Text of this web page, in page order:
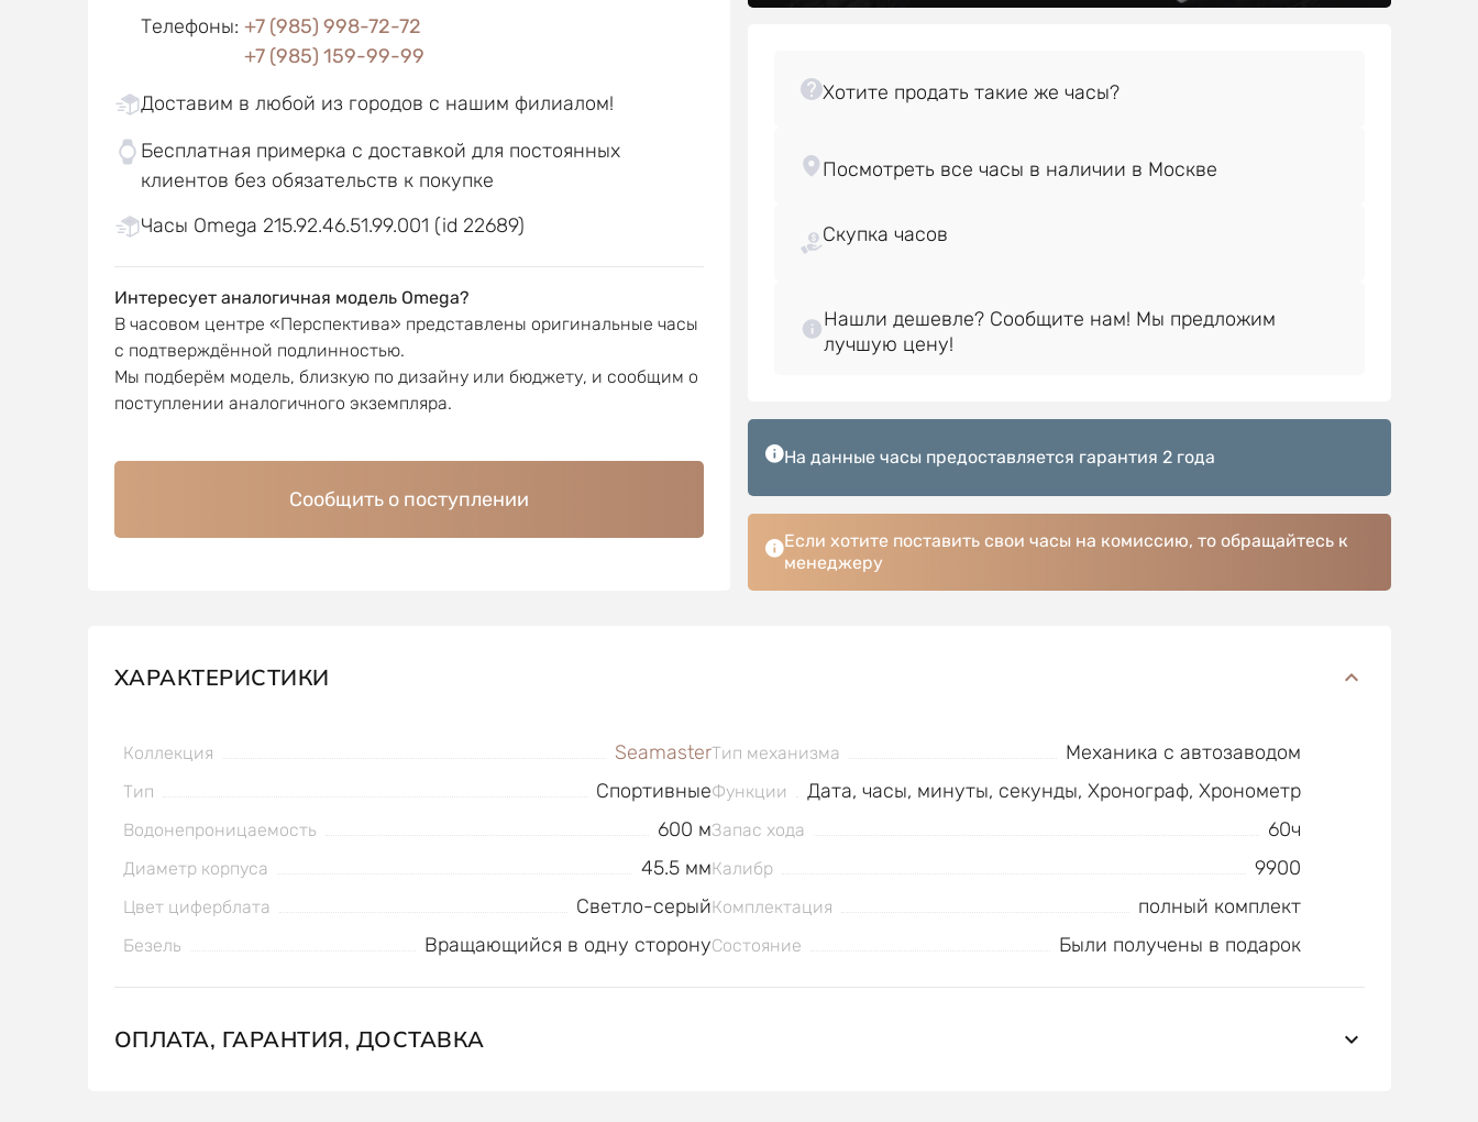
Телефоны: +7 (985) 998-72-72
+7 (985) 159-99-99
Доставим в любой из городов с нашим филиалом!
Бесплатная примерка с доставкой для постоянных
клиентов без обязательств к покупке
Часы Omega 215.92.46.51.99.001 (id 22689)
Интересует аналогичная модель Omega?
В часовом центре «Перспектива» представлены оригинальные часы
с подтверждённой подлинностью.
Мы подберём модель, близкую по дизайну или бюджету, и сообщим о
поступлении аналогичного экземпляра.
Сообщить о поступлении
Скупка часов
Нашли дешевле? Сообщите нам! Мы предложим
На данные часы предоставляется гарантия 2 года
Если хотите поставить свои часы на комиссию, то обращайтесь к
менеджеру
ХАРАКТЕРИСТИКИ
Коллекция Seamaster
Тип Спортивные
Водонепроницаемость 600 м
Диаметр корпуса 45.5 мм
Цвет циферблата Светло-серый
Безель Вращающийся в одну сторону
Тип механизма Механика с автозаводом
Функции Дата, часы, минуты, секунды, Хронограф, Хронометр
Запас хода 60ч
Калибр 9900
Комплектация полный комплект
Состояние Были получены в подарок
ОПЛАТА, ГАРАНТИЯ, ДОСТАВКА